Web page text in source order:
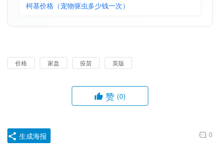
柯基价格（宠物驱虫多少钱一次）
价格 家盘 疫苗 英版
赞 (0)
0
生成海报